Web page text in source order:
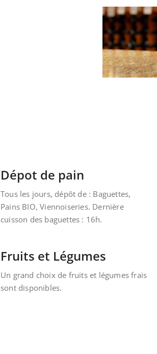
Dépot de pain
Tous les jours, dépôt de : Baguettes,
Pains BIO, Viennoiseries. Dernière
cuisson des baguettes : 16h.
Fruits et Légumes
Un grand choix de fruits et légumes frais
sont disponibles.